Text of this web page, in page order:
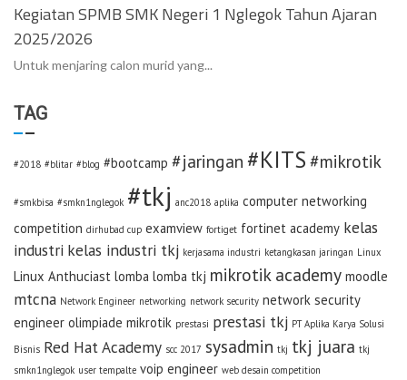
Kegiatan SPMB SMK Negeri 1 Nglegok Tahun Ajaran
2025/2026
Untuk menjaring calon murid yang...
TAG
#2018 #blitar #blog #bootcamp #jaringan #KITS #mikrotik
#smkbisa #smkn1nglegok #tkj anc2018 aplika computer networking
competition dirhubad cup examview fortiget fortinet academy kelas
industri kelas industri tkj kerjasama industri ketangkasan jaringan Linux
Linux Anthuciast lomba lomba tkj mikrotik academy moodle
mtcna Network Engineer networking network security network security
engineer olimpiade mikrotik prestasi prestasi tkj PT Aplika Karya Solusi
Bisnis Red Hat Academy scc 2017 sysadmin tkj tkj juara tkj
smkn1nglegok user tempalte voip engineer web desain competition